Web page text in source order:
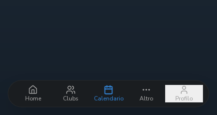
Home Clubs Calendario Altro Profilo